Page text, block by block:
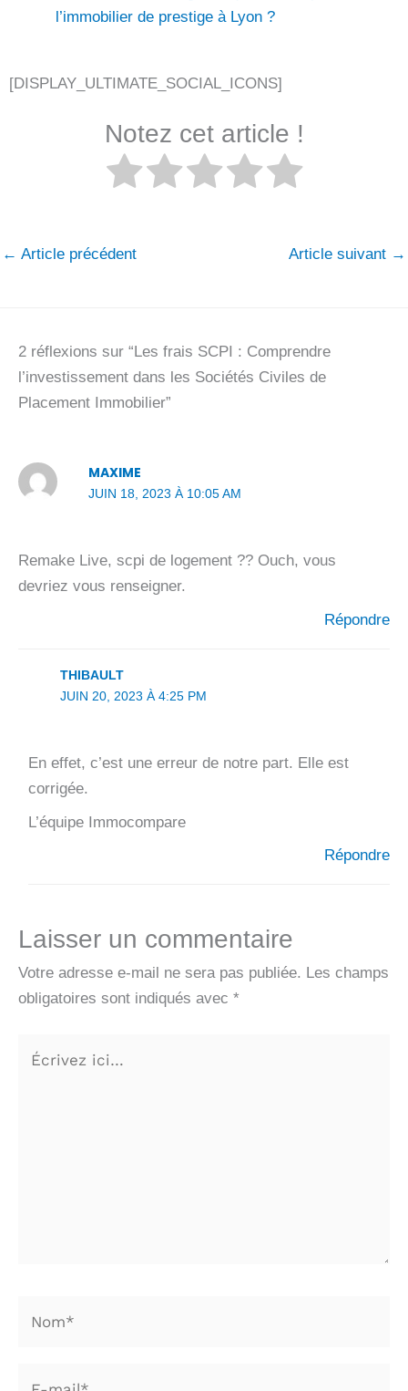
l’immobilier de prestige à Lyon ?
[DISPLAY_ULTIMATE_SOCIAL_ICONS]
Notez cet article !
← Article précédent Article suivant →
2 réflexions sur “Les frais SCPI : Comprendre
l’investissement dans les Sociétés Civiles de
Placement Immobilier”
MAXIME
JUIN 18, 2023 À 10:05 AM
Remake Live, scpi de logement ?? Ouch, vous
devriez vous renseigner.
Répondre
THIBAULT
JUIN 20, 2023 À 4:25 PM
En effet, c’est une erreur de notre part. Elle est
corrigée.
L’équipe Immocompare
Répondre
Laisser un commentaire
Votre adresse e-mail ne sera pas publiée. Les champs
obligatoires sont indiqués avec *
ici…